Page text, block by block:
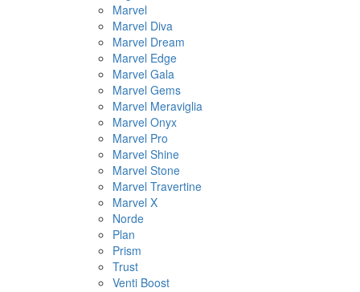
Marvel
Marvel Diva
Marvel Dream
Marvel Edge
Marvel Gala
Marvel Gems
Marvel Meraviglia
Marvel Onyx
Marvel Pro
Marvel Shine
Marvel Stone
Marvel Travertine
Marvel X
Norde
Plan
Prism
Trust
Venti Boost